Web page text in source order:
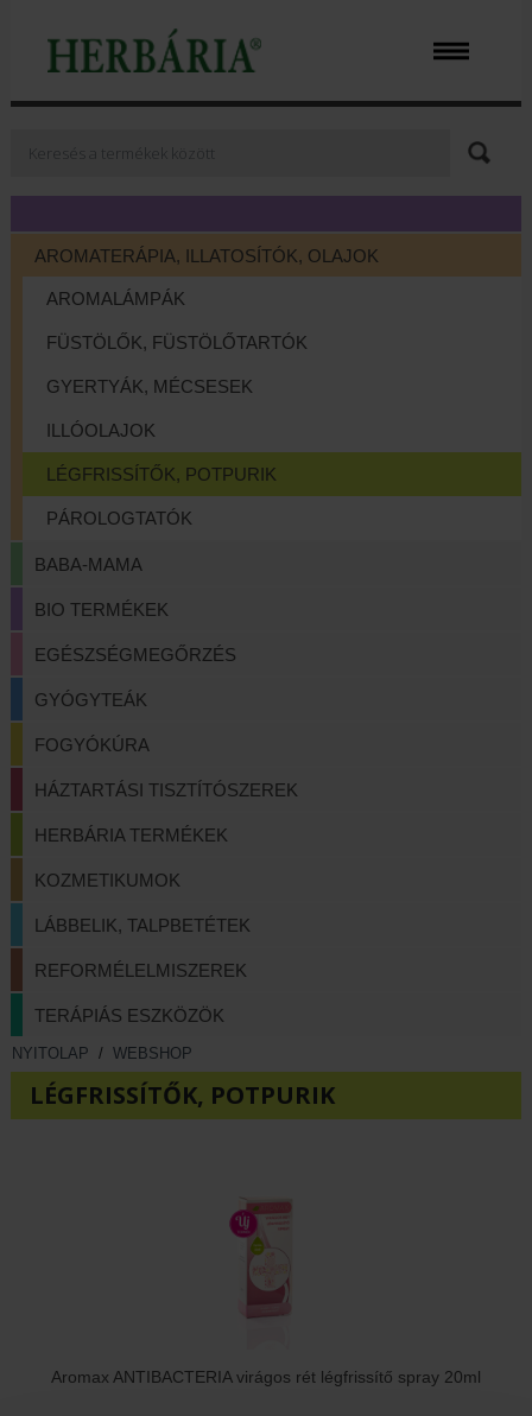
AROMATERÁPIA, ILLATOSÍTÓK, OLAJOK
AROMALÁMPÁK
FÜSTÖLŐK, FÜSTÖLŐTARTÓK
GYERTYÁK, MÉCSESEK
ILLÓOLAJOK
LÉGFRISSÍTŐK, POTPURIK
PÁROLOGTATÓK
BABA-MAMA
BIO TERMÉKEK
EGÉSZSÉGMEGŐRZÉS
GYÓGYTEÁK
FOGYÓKÚRA
HÁZTARTÁSI TISZTÍTÓSZEREK
HERBÁRIA TERMÉKEK
KOZMETIKUMOK
LÁBBELIK, TALPBETÉTEK
REFORMÉLELMISZEREK
TERÁPIÁS ESZKÖZÖK
NYITOLAP / WEBSHOP
LÉGFRISSÍTŐK, POTPURIK
Aromax ANTIBACTERIA virágos rét légfrissítő spray 20ml